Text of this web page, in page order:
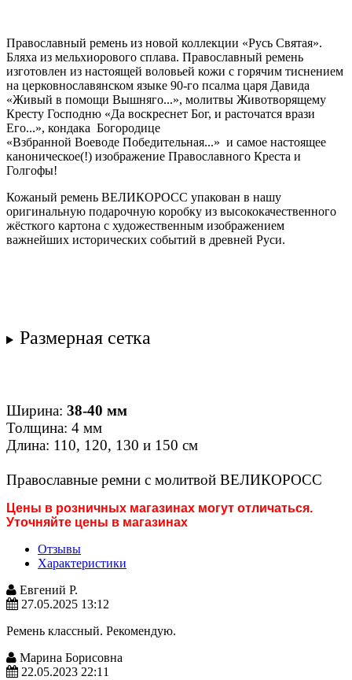
Православный ремень из новой коллекции «Русь Святая».
Бляха из мельхиорового сплава. Православный ремень
изготовлен из настоящей воловьей кожи с горячим тиснением
на церковнославянском языке 90-го псалма царя Давида
«Живый в помощи Вышняго...», молитвы Животворящему
Кресту Господню «Да воскреснет Бог, и расточатся врази
Его...», кондака ​ Богородице
«Взбранной Воеводе Победительная...» и самое настоящее
каноническое(!) изображение Православного Креста и
Голгофы!
Кожаный ремень ВЕЛИКОРОСС упакован в нашу
оригинальную подарочную коробку из высококачественного
жёсткого картона с художественным изображением
важнейших исторических событий в древней Руси.
Размерная сетка
Ширина: 38-40 мм
Толщина: 4 мм
Длина: 110, 120, 130 и 150 см
Православные ремни с молитвой ВЕЛИКОРОСС
Цены в розничных магазинах могут отличаться.
Уточняйте цены в магазинах
Отзывы
Характеристики
Евгений Р.
27.05.2025 13:12
Ремень классный. Рекомендую.
Марина Борисовна
22.05.2023 22:11